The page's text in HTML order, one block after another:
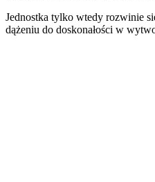
Jednostka tylko wtedy rozwinie
dążeniu do doskonałości w